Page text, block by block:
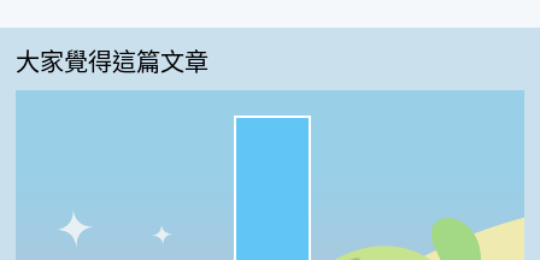
大家覺得這篇文章